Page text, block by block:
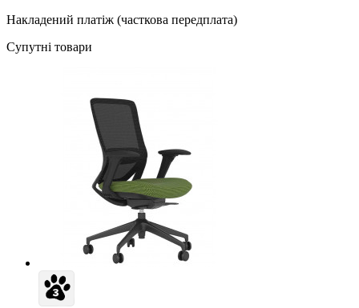
Накладений платіж (часткова передплата)
Супутні товари